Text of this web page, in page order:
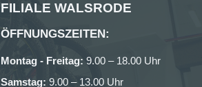
FILIALE WALSRODE
ÖFFNUNGSZEITEN:
Montag - Freitag: 9.00 – 18.00 Uhr
Samstag: 9.00 – 13.00 Uhr